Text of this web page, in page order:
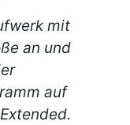
mit
an und
auf